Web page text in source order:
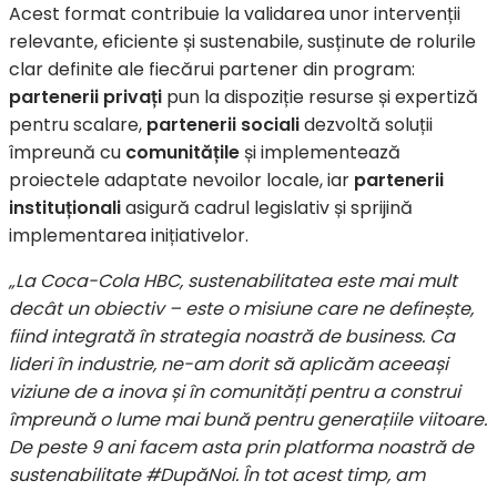
Acest format contribuie la validarea unor intervenții
relevante, eficiente și sustenabile, susținute de rolurile
clar definite ale fiecărui partener din program:
partenerii privați pun la dispoziție resurse și expertiză
pentru scalare, partenerii socialidezvoltă soluții
împreună cu comunitățileși implementează
proiectele adaptate nevoilor locale, iar partenerii
instituționaliasigură cadrul legislativ și sprijină
implementarea inițiativelor.
„La Coca-Cola HBC, sustenabilitatea este mai mult
decât un obiectiv – este o misiune care ne definește,
fiind integrată în strategia noastră de business. Ca
lideri în industrie, ne-am dorit să aplicăm aceeași
viziune de a inova și în comunități pentru a construi
împreună o lume mai bună pentru generațiile viitoare.
De peste 9 ani facem asta prin platforma noastră de
sustenabilitate #DupăNoi. În tot acest timp, am